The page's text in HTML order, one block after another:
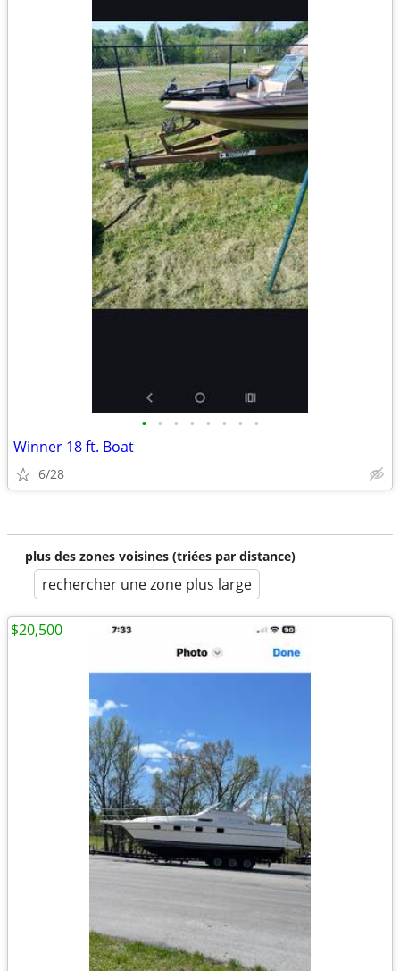
• • • • • • • •
Winner 18 ft. Boat
6/28
plus des zones voisines (triées par distance)
rechercher une zone plus large
$20,500